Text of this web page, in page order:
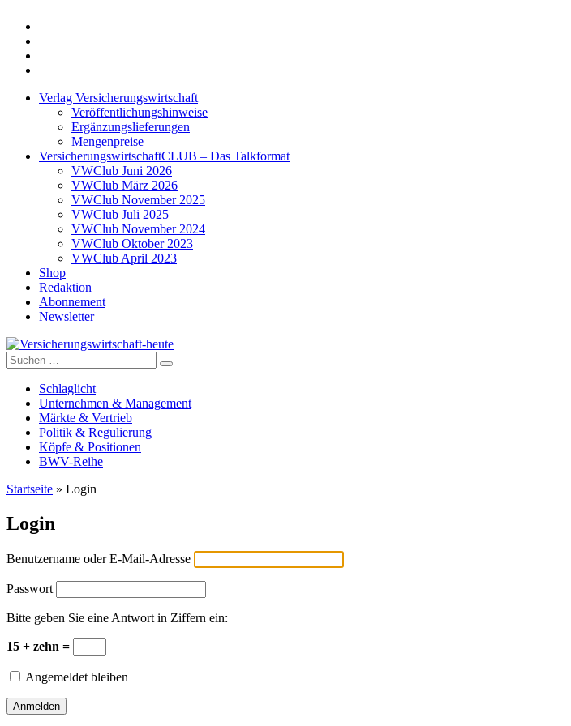
Verlag Versicherungswirtschaft
Veröffentlichungshinweise
Ergänzungslieferungen
Mengenpreise
VersicherungswirtschaftCLUB – Das Talkformat
VWClub Juni 2026
VWClub März 2026
VWClub November 2025
VWClub Juli 2025
VWClub November 2024
VWClub Oktober 2023
VWClub April 2023
Shop
Redaktion
Abonnement
Newsletter
Versicherungswirtschaft-heute
Suche
nach:
Schlaglicht
Unternehmen & Management
Märkte & Vertrieb
Politik & Regulierung
Köpfe & Positionen
BWV-Reihe
Startseite » Login
Login
Benutzername oder E-Mail-Adresse
Passwort
Bitte geben Sie eine Antwort in Ziffern ein:
15 + zehn =
Angemeldet bleiben